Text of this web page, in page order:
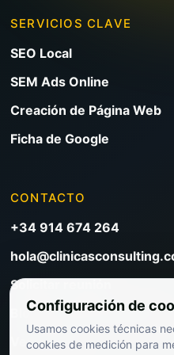
SERVICIOS CLAVE
SEO Local
SEM Ads Online
Creación de Página Web
Ficha de Google
CONTACTO
+34 914 674 264
Solicitar reunión
Blog de marketing clínico
Ver precios
Configuración de
Usamos cookies técnicas
cookies de medición para